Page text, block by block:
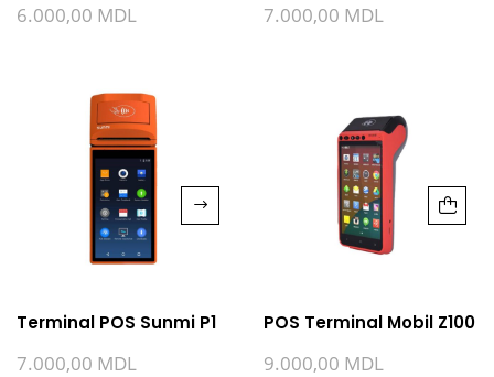
6.000,00 MDL 7.000,00 MDL
Terminal POS Sunmi P1
7.000,00 MDL
POS Terminal Mobil Z100
9.000,00 MDL